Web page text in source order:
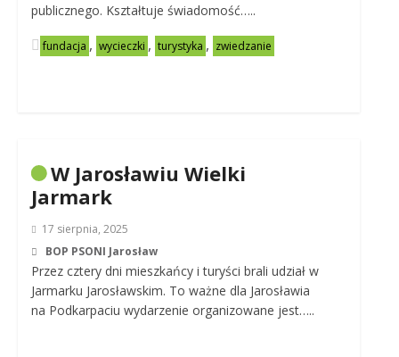
publicznego. Kształtuje świadomość…..
fundacja , wycieczki , turystyka , zwiedzanie
W Jarosławiu Wielki
Jarmark
17 sierpnia, 2025
BOP PSONI Jarosław
Przez cztery dni mieszkańcy i turyści brali udział w
Jarmarku Jarosławskim. To ważne dla Jarosławia
na Podkarpaciu wydarzenie organizowane jest…..